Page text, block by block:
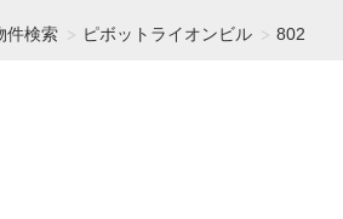
件検索 ピボットライオンビル 802